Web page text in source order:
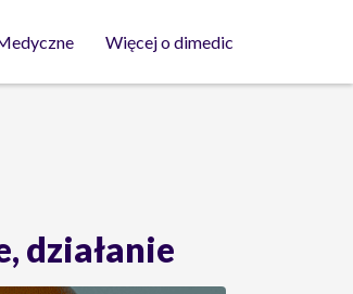
Więcej o dimedic
działanie